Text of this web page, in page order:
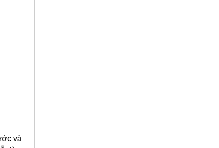
và